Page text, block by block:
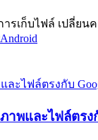
รเก็บไฟล์ เปลี่ย
พและไฟล์ตรง